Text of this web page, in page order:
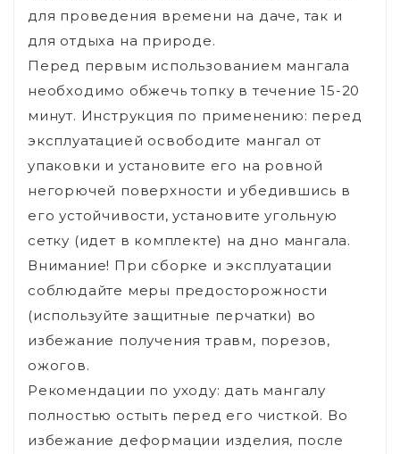
для проведения времени на даче, так и
для отдыха на природе.
Перед первым использованием мангала
необходимо обжечь топку в течение 15-20
минут. Инструкция по применению: перед
эксплуатацией освободите мангал от
упаковки и установите его на ровной
негорючей поверхности и убедившись в
его устойчивости, установите угольную
сетку (идет в комплекте) на дно мангала.
Внимание! При сборке и эксплуатации
соблюдайте меры предосторожности
(используйте защитные перчатки) во
избежание получения травм, порезов,
ожогов.
Рекомендации по уходу: дать мангалу
полностью остыть перед его чисткой. Во
избежание деформации изделия, после